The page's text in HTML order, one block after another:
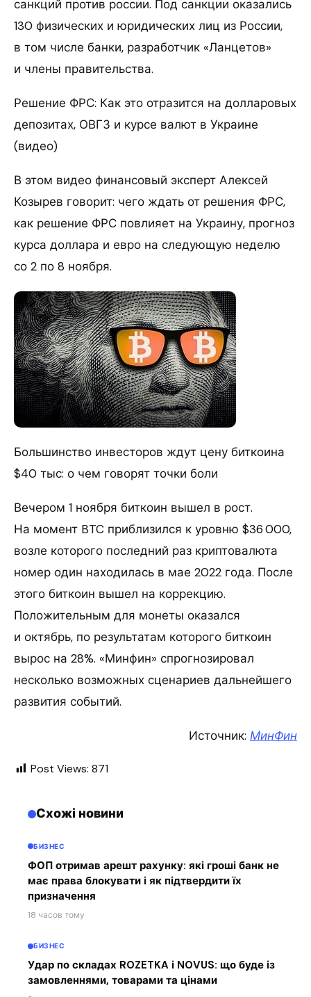
санкций против россии. Под санкции оказались
130 физических и юридических лиц из России,
в том числе банки, разработчик «Ланцетов»
и члены правительства.
Решение ФРС: Как это отразится на долларовых
депозитах, ОВГЗ и курсе валют в Украине
(видео)
В этом видео финансовый эксперт Алексей
Козырев говорит: чего ждать от решения ФРС,
как решение ФРС повлияет на Украину, прогноз
курса доллара и евро на следующую неделю
со 2 по 8 ноября.
Большинство инвесторов ждут цену биткоина
$40 тыс: о чем говорят точки боли
Вечером 1 ноября биткоин вышел в рост.
На момент BTC приблизился к уровню $36 000,
возле которого последний раз криптовалюта
номер один находилась в мае 2022 года. После
этого биткоин вышел на коррекцию.
Положительным для монеты оказался
и октябрь, по результатам которого биткоин
вырос на 28%. «Минфин» спрогнозировал
несколько возможных сценариев дальнейшего
развития событий.
Источник: МинФин
Post Views: 871
Схожі новини
БИЗНЕС
ФОП отримав арешт рахунку: які гроші банк не
має права блокувати і як підтвердити їх
призначення
18 часов тому
БИЗНЕС
Удар по складах ROZETKA і NOVUS: що буде із
замовленнями, товарами та цінами